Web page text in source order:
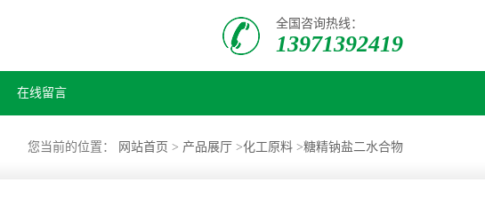
全国咨询热线：
13971392419
在线留言
您当前的位置： 网站首页 > 产品展厅 >化工原料 >糖精钠盐二水合物